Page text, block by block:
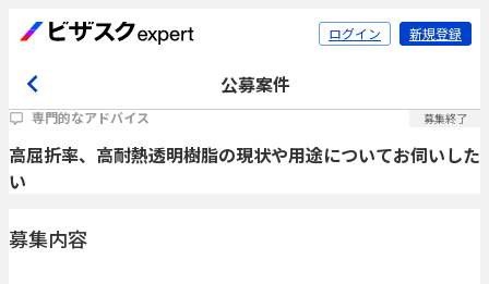
ログイン 新規登録
公募案件
専門的なアドバイス 募集終了
高屈折率、高耐熱透明樹脂の現状や用途についてお伺いした
い
募集内容